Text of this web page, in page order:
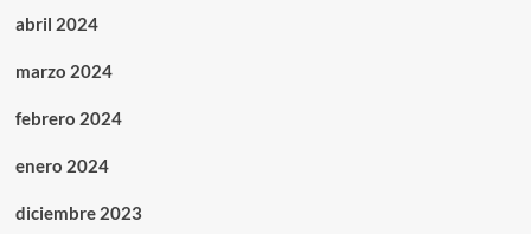
abril 2024
marzo 2024
febrero 2024
enero 2024
diciembre 2023